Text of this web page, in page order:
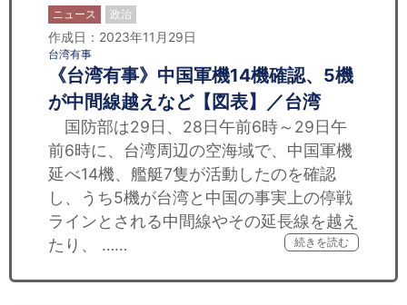
ニュース 政治
作成日：2023年11月29日
台湾有事
《台湾有事》中国軍機14機確認、5機
が中間線越えなど【図表】／台湾
国防部は29日、28日午前6時～29日午
前6時に、台湾周辺の空海域で、中国軍機
延べ14機、艦艇7隻が活動したのを確認
し、うち5機が台湾と中国の事実上の停戦
ラインとされる中間線やその延長線を越え
たり、 ……
続きを読む